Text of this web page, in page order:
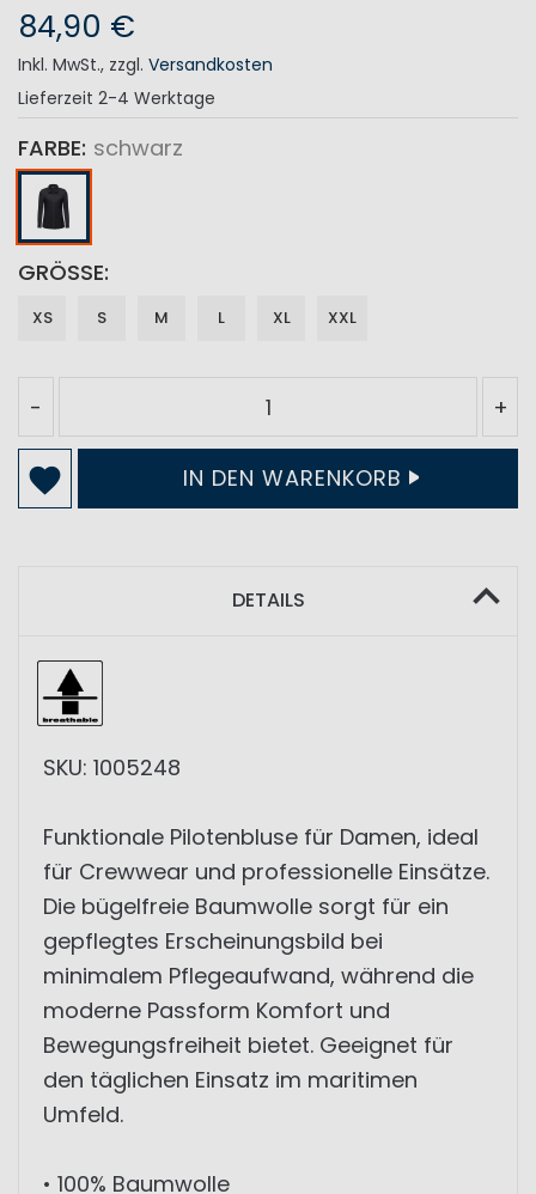
84,90 €
Inkl. MwSt., zzgl. Versandkosten
Lieferzeit 2-4 Werktage
FARBE schwarz
GRÖSSE
XS S M L XL XXL
- +
IN DEN WARENKORB
DETAILS
SKU: 1005248
Funktionale Pilotenbluse für Damen, ideal
für Crewwear und professionelle Einsätze.
Die bügelfreie Baumwolle sorgt für ein
gepflegtes Erscheinungsbild bei
minimalem Pflegeaufwand, während die
moderne Passform Komfort und
Bewegungsfreiheit bietet. Geeignet für
den täglichen Einsatz im maritimen
Umfeld.
• 100% Baumwolle